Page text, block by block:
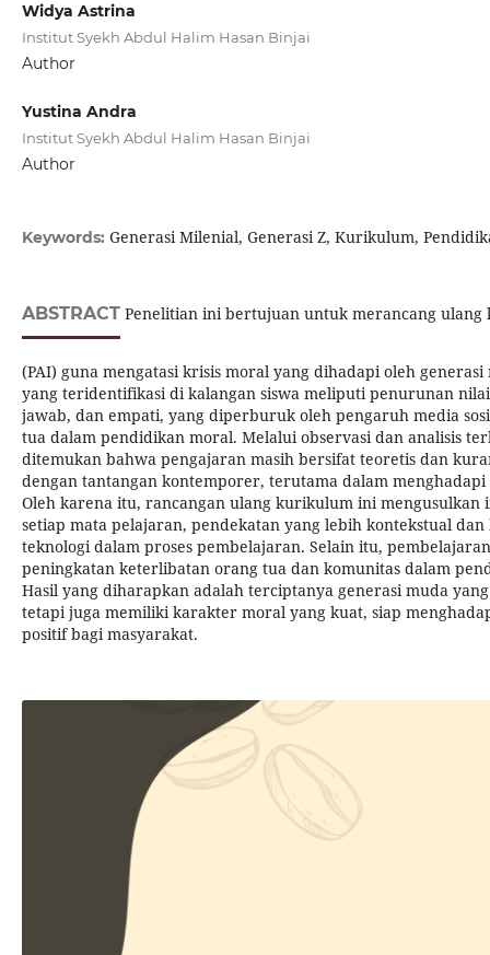
Widya Astrina
Institut Syekh Abdul Halim Hasan Binjai
Author
Yustina Andra
Institut Syekh Abdul Halim Hasan Binjai
Author
Keywords: Generasi Milenial, Generasi Z, Kurikulum,
ABSTRACTPenelitian ini bertujuan untuk merancang ulang
(PAI) guna mengatasi krisis moral yang dihadapi oleh
yang teridentifikasi di kalangan siswa meliputi penurunan
jawab, dan empati, yang diperburuk oleh pengaruh media
tua dalam pendidikan moral. Melalui observasi dan analisis
ditemukan bahwa pengajaran masih bersifat teoretis dan
dengan tantangan kontemporer, terutama dalam
Oleh karena itu, rancangan ulang kurikulum ini mengusulkan
setiap mata pelajaran, pendekatan yang lebih kontekstual
teknologi dalam proses pembelajaran. Selain itu,
peningkatan keterlibatan orang tua dan komunitas dalam
Hasil yang diharapkan adalah terciptanya generasi muda
tetapi juga memiliki karakter moral yang kuat, siap
positif bagi masyarakat.